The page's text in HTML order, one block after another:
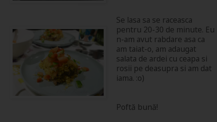
Se lasa sa se raceasca
pentru 20-30 de minute. Eu
n-am avut rabdare asa ca
am taiat-o, am adaugat
salata de ardei cu ceapa si
rosii pe deasupra si am dat
iama. :o)
Poftă bună!